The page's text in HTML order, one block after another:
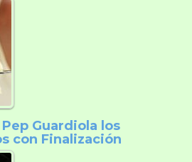
Guardiola los
con Finalización